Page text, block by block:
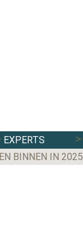
EXPERTS
BINNEN IN 2025